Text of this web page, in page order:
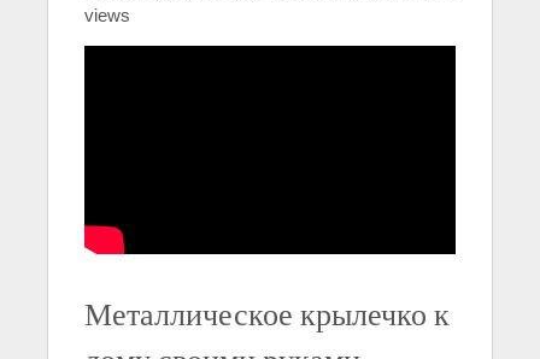
views
Металлическое крылечко к